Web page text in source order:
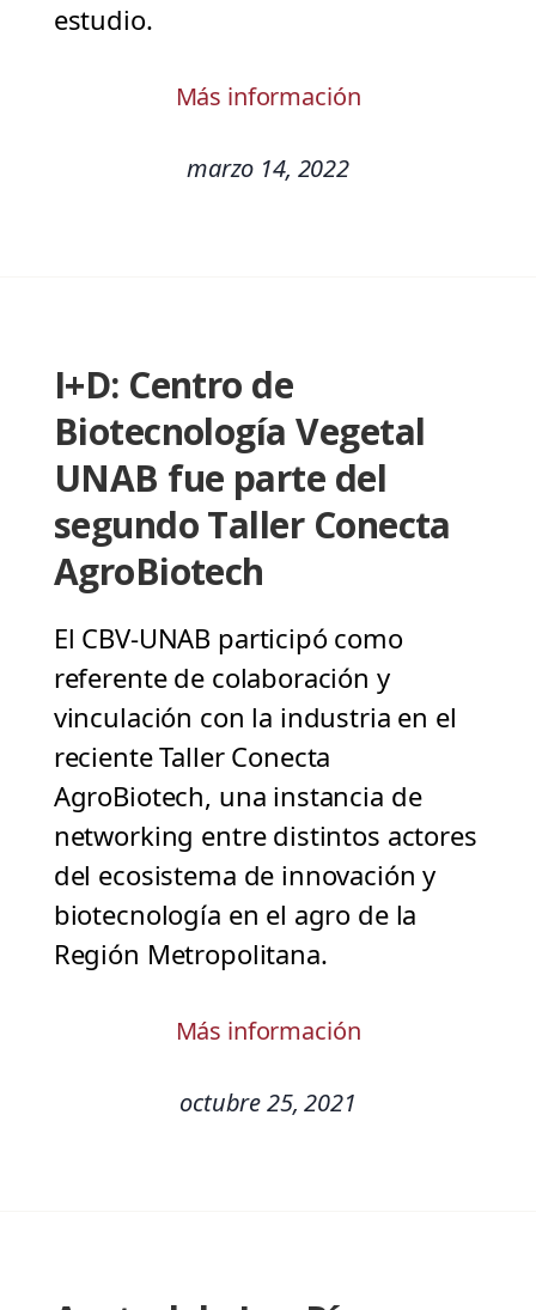
estudio.
Más información
marzo 14, 2022
I+D: Centro de
Biotecnología Vegetal
UNAB fue parte del
segundo Taller Conecta
AgroBiotech
El CBV-UNAB participó como
referente de colaboración y
vinculación con la industria en el
reciente Taller Conecta
AgroBiotech, una instancia de
networking entre distintos actores
del ecosistema de innovación y
biotecnología en el agro de la
Región Metropolitana.
Más información
octubre 25, 2021